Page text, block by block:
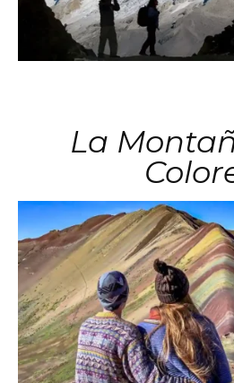
La